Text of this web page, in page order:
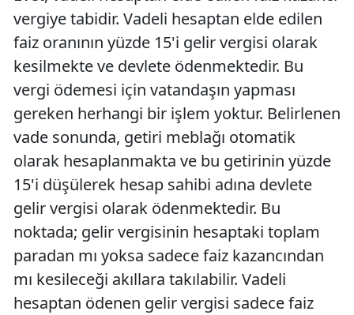
vergiye tabidir. Vadeli hesaptan elde edilen
faiz oranının yüzde 15'i gelir vergisi olarak
kesilmekte ve devlete ödenmektedir. Bu
vergi ödemesi için vatandaşın yapması
gereken herhangi bir işlem yoktur. Belirlenen
vade sonunda, getiri meblağı otomatik
olarak hesaplanmakta ve bu getirinin yüzde
15'i düşülerek hesap sahibi adına devlete
gelir vergisi olarak ödenmektedir. Bu
noktada; gelir vergisinin hesaptaki toplam
paradan mı yoksa sadece faiz kazancından
mı kesileceği akıllara takılabilir. Vadeli
hesaptan ödenen gelir vergisi sadece faiz